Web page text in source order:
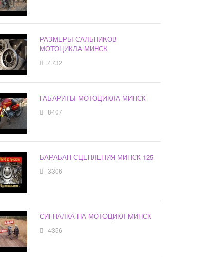
РАЗМЕРЫ САЛЬНИКОВ
МОТОЦИКЛА МИНСК
4732
ГАБАРИТЫ МОТОЦИКЛА МИНСК
8407
БАРАБАН СЦЕПЛЕНИЯ МИНСК 125
3306
СИГНАЛКА НА МОТОЦИКЛ МИНСК
4356